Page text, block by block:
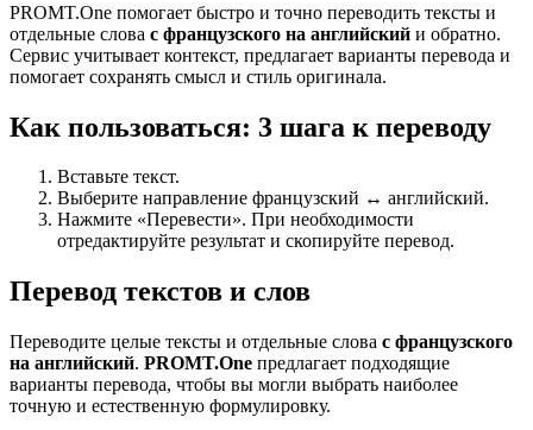
PROMT.One помогает быстро и точно переводить тексты и
отдельные слова с французского на английский и обратно.
Сервис учитывает контекст, предлагает варианты перевода и
помогает сохранять смысл и стиль оригинала.
Как пользоваться: 3 шага к переводу
Вставьте текст.
Выберите направление французский ↔ английский.
Нажмите «Перевести». При необходимости
отредактируйте результат и скопируйте перевод.
Перевод текстов и слов
Переводите целые тексты и отдельные слова с французского
на английский. PROMT.One предлагает подходящие
варианты перевода, чтобы вы могли выбрать наиболее
точную и естественную формулировку.